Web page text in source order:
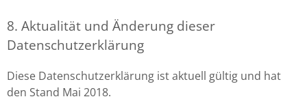
8. Aktualität und Änderung dieser
Datenschutzerklärung
Diese Datenschutzerklärung ist aktuell gültig und hat
den Stand Mai 2018.